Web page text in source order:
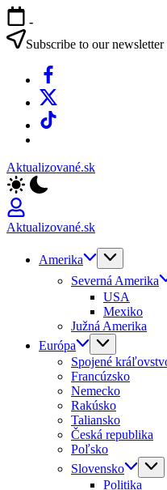
Skip
to
content
-
Subscribe to our
Facebook
X
TikTok
Aktualizované.sk
Aktualizované.sk
Amerika
Severná Amerika
USA
Mexiko
Južná Amerika
Európa
Spojené
Francúzsko
Nemecko
Rakúsko
Taliansko
Česká republika
Poľsko
Slovensko
Politika